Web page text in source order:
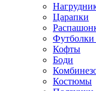
Царапки
Кофты
Боди
Костюмы